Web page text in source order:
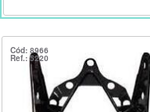
Cód: 8966
Ref.: 5220